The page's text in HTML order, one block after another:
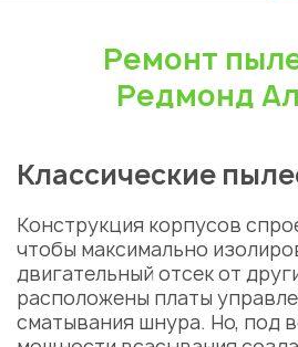
Ремонт
Редмонд
Классические
Конструкция корпусов
чтобы максимально
двигательный отсек от
расположены платы
сматывания шнура. Но, под